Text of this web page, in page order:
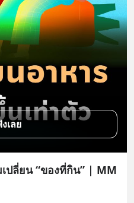
เลย
ปลี่ยน “ของที่กิน” | MM